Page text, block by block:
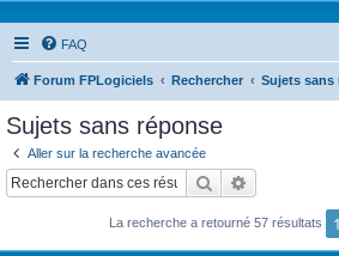
FAQ
Forum FPLogiciels Rechercher Sujets sans
Sujets sans réponse
Aller sur la recherche avancée
Rechercher
La recherche a retourné 57 résultats 1